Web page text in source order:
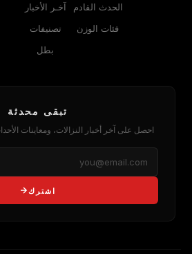
الحدث القادم
فئات الوزن
آخـر الأخبار
تصنيفات
بطل
تبقى محدثة
احصل على آخر أخبار النزالات، ومعاينات
اشترك